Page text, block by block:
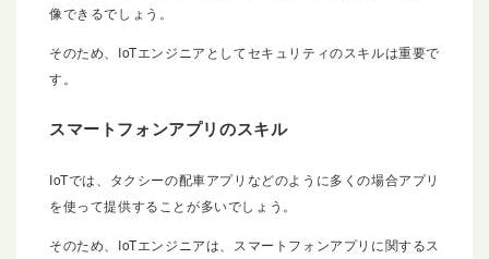
像できるでしょう。
そのため、IoTエンジニアとしてセキュリティのスキルは重要で
す。
スマートフォンアプリのスキル
IoTでは、タクシーの配車アプリなどのように多くの場合アプリ
を使って提供することが多いでしょう。
そのため、IoTエンジニアは、スマートフォンアプリに関するス